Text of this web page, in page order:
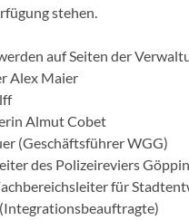
stehen.
auf Seiten der
Alex Maier
Almut Cobet
(Geschäftsführer WGG)
des Polizeireviers
für